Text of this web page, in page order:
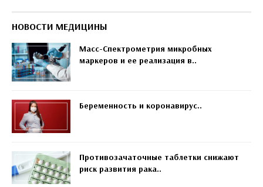
НОВОСТИ МЕДИЦИНЫ
Масс-Спектрометрия микробных
маркеров и ее реализация в..
Беременность и коронавирус..
Противозачаточные таблетки снижают
риск развития рака..